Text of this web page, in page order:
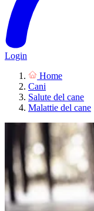
Login
Home
Cani
Salute del cane
Malattie del cane